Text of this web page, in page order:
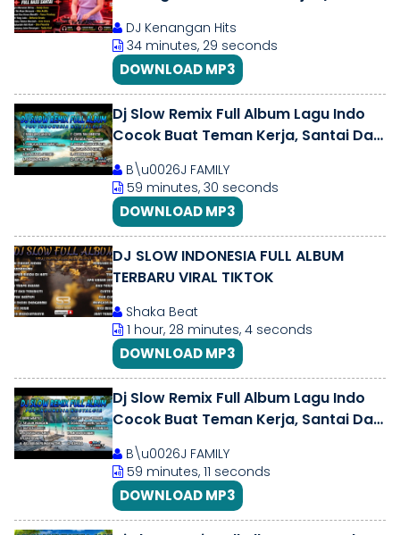
Kenangan Ter
DJ Kenangan Hits
34 minutes, 29 seconds
DOWNLOAD MP3
Dj Slow Remix Full Album Lagu Indo
Cocok Buat Teman Kerja, Santai Dan
Perjalanan (B\u0026J FAMILY) Vol.6
B\u0026J FAMILY
59 minutes, 30 seconds
DOWNLOAD MP3
DJ SLOW INDONESIA FULL ALBUM
TERBARU VIRAL TIKTOK
Shaka Beat
1 hour, 28 minutes, 4 seconds
DOWNLOAD MP3
Dj Slow Remix Full Album Lagu Indo
Cocok Buat Teman Kerja, Santai Dan
Perjalanan (B\u0026J FAMILY) Vol.7
B\u0026J FAMILY
59 minutes, 11 seconds
DOWNLOAD MP3